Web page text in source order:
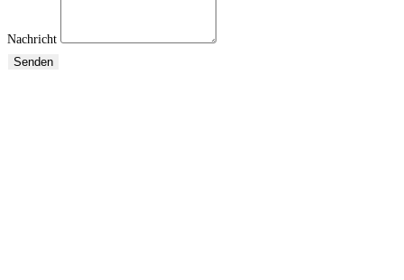
Nachricht
Senden